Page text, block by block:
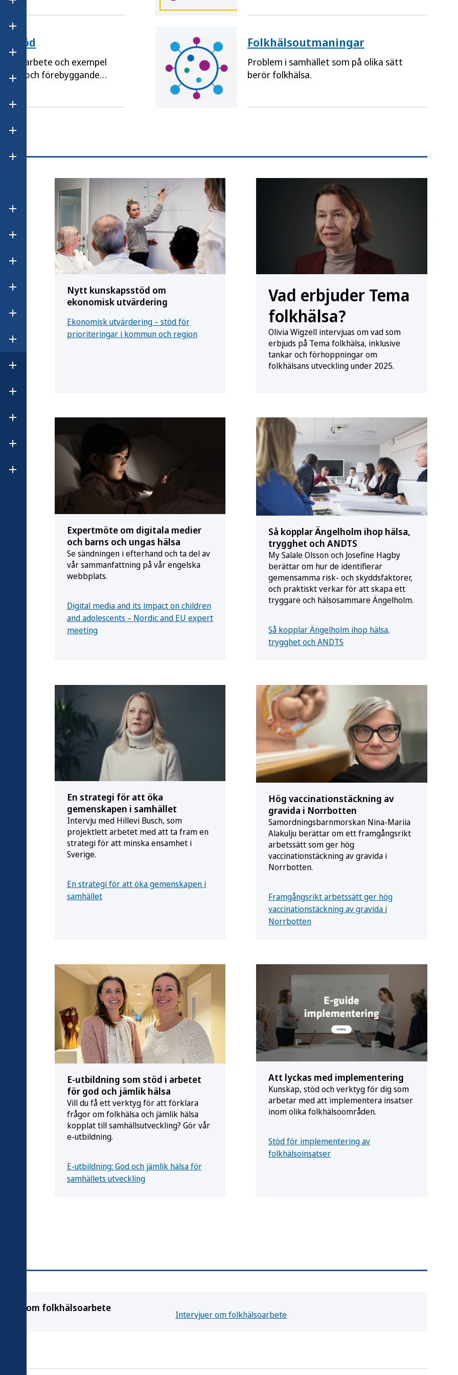
Öppna undermeny för Hbtqi-personers hälsa
Öppna undermeny för Hälsa i olika grupper
Öppna undermeny för Laboratorieanalyser
Öppna undermeny för Matvanor och matmiljö
Öppna undermeny för Miljö och hälsa
Öppna undermeny för Psykisk hälsa
Öppna undermeny för Sexuell och reproduktiv hälsa
Öppna undermeny för Skärmanvändning och hälsa
Öppna undermeny för Smittsamma sjukdomar
Öppna undermeny för Suicidprevention
Öppna undermeny för Vaccinationer
Öppna undermeny för Vårdhygien
Öppna undermeny för Övervikt och obesitas
Öppna undermeny för Statistik och data
Öppna undermeny för Anmäl och rapportera
Öppna undermeny för Regler och tillsyn
Öppna undermeny för Publikationer
Öppna undermeny för Om Folkhälsomyndigheten
stöd
och exempel
och förebyggande
Folkhälsoutmaningar
Problem i samhället som på olika sätt
berör folkhälsa.
Nytt kunskapsstöd om
ekonomisk utvärdering
Ekonomisk utvärdering – stöd för
prioriteringar i kommun och region
Vad erbjuder Tema
folkhälsa?
Olivia Wigzell intervjuas om vad som
erbjuds på Tema folkhälsa, inklusive
tankar och förhoppningar om
folkhälsans utveckling under 2025.
Expertmöte om digitala medier
och barns och ungas hälsa
Se sändningen i efterhand och ta del av
vår sammanfattning på vår engelska
webbplats.
Digital media and its impact on children
and adolescents – Nordic and EU expert
meeting
Så kopplar Ängelholm ihop hälsa,
trygghet och ANDTS
My Salale Olsson och Josefine Hagby
berättar om hur de identifierar
gemensamma risk- och skyddsfaktorer,
och praktiskt verkar för att skapa ett
tryggare och hälsosammare Ängelholm.
Så kopplar Ängelholm ihop hälsa,
trygghet och ANDTS
En strategi för att öka
gemenskapen i samhället
Intervju med Hillevi Busch, som
projektlett arbetet med att ta fram en
strategi för att minska ensamhet i
Sverige.
En strategi för att öka gemenskapen i
samhället
Hög vaccinationstäckning av
gravida i Norrbotten
Samordningsbarnmorskan Nina-Mariia
Alakulju berättar om ett framgångsrikt
arbetssätt som ger hög
vaccinationstäckning av gravida i
Norrbotten.
Framgångsrikt arbetssätt ger hög
vaccinationstäckning av gravida i
Norrbotten
E-utbildning som stöd i arbetet
för god och jämlik hälsa
Vill du få ett verktyg för att förklara
frågor om folkhälsa och jämlik hälsa
kopplat till samhällsutveckling? Gör vår
e-utbildning.
E-utbildning: God och jämlik hälsa för
samhällets utveckling
Att lyckas med implementering
Kunskap, stöd och verktyg för dig som
arbetar med att implementera insatser
inom olika folkhälsoområden.
Stöd för implementering av
folkhälsoinsatser
om folkhälsoarbete
Intervjuer om folkhälsoarbete